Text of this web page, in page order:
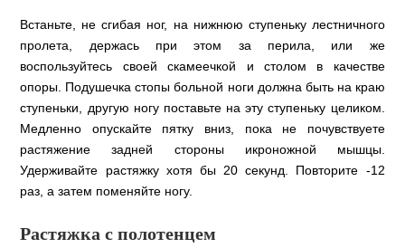
Встаньте, не сгибая ног, на нижнюю ступеньку лестничного
пролета, держась при этом за перила, или же
воспользуйтесь своей скамеечкой и столом в качестве
опоры. Подушечка стопы больной ноги должна быть на краю
ступеньки, другую ногу поставьте на эту ступеньку целиком.
Медленно опускайте пятку вниз, пока не почувствуете
растяжение задней стороны икроножной мышцы.
Удерживайте растяжку хотя бы 20 секунд. Повторите -12
раз, а затем поменяйте ногу.
Растяжка с полотенцем